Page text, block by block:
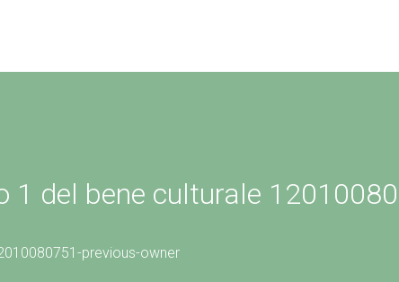
1 del bene culturale
previous-owner